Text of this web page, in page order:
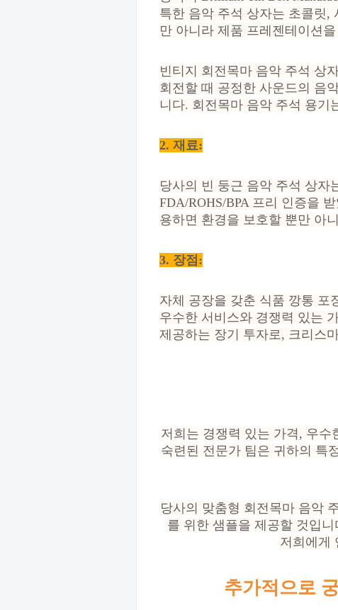
특한 음악 주석 상자는 초콜릿,
만 아니라 제품 프레젠테이션
빈티지 회전목마 음악 주석 상
회전할 때 공정한 사운드의 음
니다. 회전목마 음악 주석 용기
2. 재료:
당사의 빈 둥근 음악 주석 상자
FDA/ROHS/BPA 프리 인증을
용하면 환경을 보호할 뿐만 아
3. 장점 :
자체 공장을 갖춘 식품 깡통 포
우수한 서비스와 경쟁력 있는
제공하는 장기 투자로, 크리스
저희는 경쟁력 있는 가격, 우수
숙련된 전문가 팀은 귀하의 특
당사의 맞춤형 회전목마 음악
를 위한 샘플을 제공할 것입
저희에게
추가적으로